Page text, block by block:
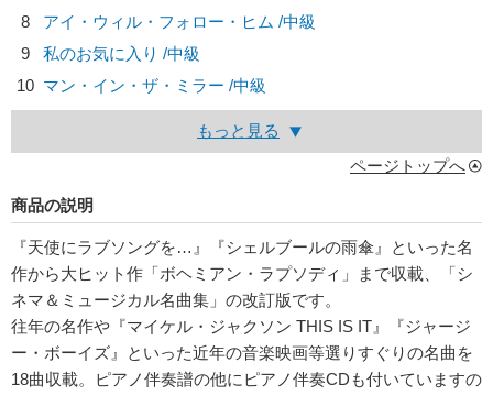
8
アイ・ウィル・フォロー・ヒム /中級
9
私のお気に入り /中級
10 マン・イン・ザ・ミラー /中級
もっと見る
ページトップへ
商品の説明
『天使にラブソングを…』『シェルブールの雨傘』といった名
作から大ヒット作「ボヘミアン・ラプソディ」まで収載、「シ
ネマ＆ミュージカル名曲集」の改訂版です。
往年の名作や『マイケル・ジャクソン THIS IS IT』『ジャージ
ー・ボーイズ』といった近年の音楽映画等選りすぐりの名曲を
18曲収載。ピアノ伴奏譜の他にピアノ伴奏CDも付いていますの